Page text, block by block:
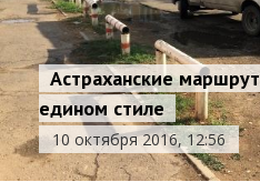
Астраханские
едином стиле
10 октября 2016, 12:56